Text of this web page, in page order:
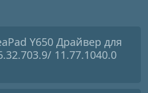
Y650 Драйвер для
11.77.1040.0